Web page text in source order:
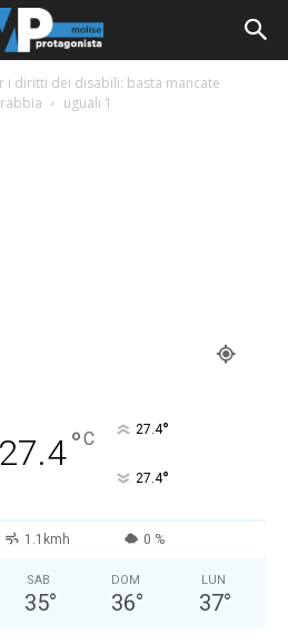
i diritti dei disabili: basta mancate
uguali 1
27.4°C 27.4°
27.4°
1.1kmh 0 %
SAB
35°
DOM
36°
LUN
37°